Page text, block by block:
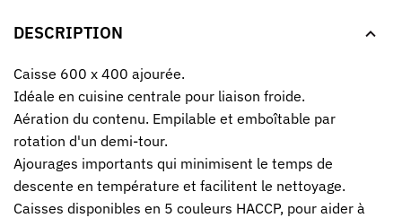
DESCRIPTION
Caisse 600 x 400 ajourée.
Idéale en cuisine centrale pour liaison froide.
Aération du contenu. Empilable et emboîtable par
rotation d'un demi-tour.
Ajourages importants qui minimisent le temps de
descente en température et facilitent le nettoyage.
Caisses disponibles en 5 couleurs HACCP, pour aider à